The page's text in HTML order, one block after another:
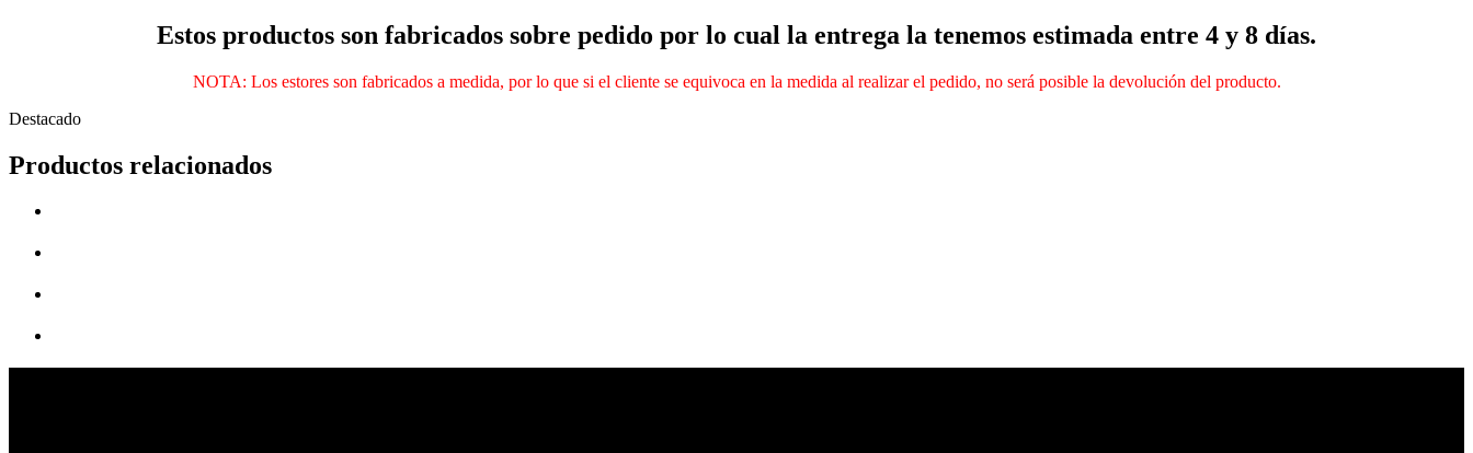
Estos productos son fabricados sobre pedido por lo cual la entrega la tenemos estimada entre 4 y 8 días.
NOTA: Los estores son fabricados a medida, por lo que si el cliente se equivoca en la medida al realizar el pedido, no será posible la devolución del producto.
Destacado
Productos relacionados